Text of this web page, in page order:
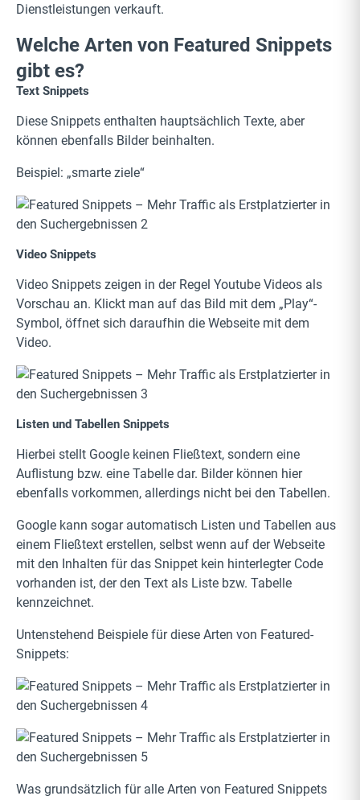
Dienstleistungen verkauft.
Welche Arten von Featured Snippets
gibt es?
Text Snippets
Diese Snippets enthalten hauptsächlich Texte, aber
können ebenfalls Bilder beinhalten.
Beispiel: „smarte ziele“
Video Snippets
Video Snippets zeigen in der Regel Youtube Videos als
Vorschau an. Klickt man auf das Bild mit dem „Play“-
Symbol, öffnet sich daraufhin die Webseite mit dem
Video.
Listen und Tabellen Snippets
Hierbei stellt Google keinen Fließtext, sondern eine
Auflistung bzw. eine Tabelle dar. Bilder können hier
ebenfalls vorkommen, allerdings nicht bei den Tabellen.
Google kann sogar automatisch Listen und Tabellen aus
einem Fließtext erstellen, selbst wenn auf der Webseite
mit den Inhalten für das Snippet kein hinterlegter Code
vorhanden ist, der den Text als Liste bzw. Tabelle
kennzeichnet.
Untenstehend Beispiele für diese Arten von Featured-
Snippets:
Was grundsätzlich für alle Arten von Featured Snippets